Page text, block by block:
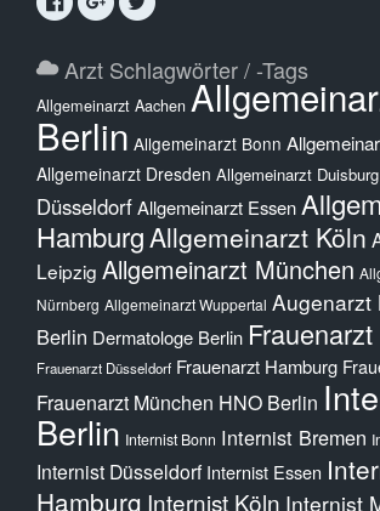
Arzt Schlagwörter / -Tags
Allgemeinarzt Aachen
Berlin Allgemeinarzt Bonn
Allgemeinarzt Dresden Allgemeinarzt Duisburg
DüsseldorfAllgemeinarzt Essen
HamburgAllgemeinarzt Köln
Leipzig Allgemeinarzt München
Nürnberg Allgemeinarzt Wuppertal Augenarzt
Berlin Dermatologe Berlin
Frauenarzt Düsseldorf Frauenarzt Hamburg
Frauenarzt München HNO Berlin
Berlin Internist Bonn Internist Bremen
Internist Düsseldorf Internist Essen
Hamburg Internist Köln Internist